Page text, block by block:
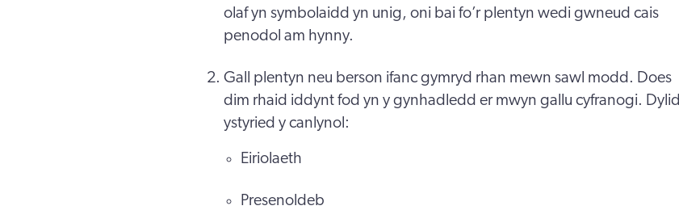
olaf yn symbolaidd yn unig, oni bai fo’r plentyn wedi gwneud cais
penodol am hynny.
Gall plentyn neu berson ifanc gymryd rhan mewn sawl modd. Does
dim rhaid iddynt fod yn y gynhadledd er mwyn gallu cyfranogi. Dylid
ystyried y canlynol:
Eiriolaeth
Presenoldeb